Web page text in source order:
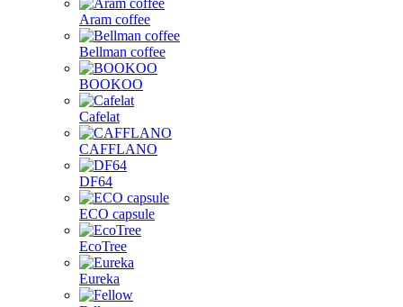
Aram coffee
Bellman coffee
BOOKOO
Cafelat
CAFFLANO
DF64
ECO capsule
EcoTree
Eureka